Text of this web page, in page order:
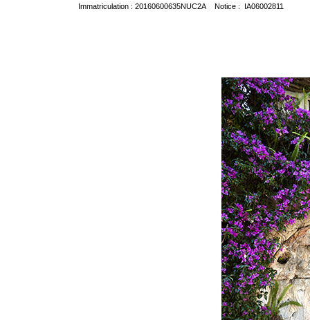
Immatriculation : 20160600635NUC2A Notice : IA06002811